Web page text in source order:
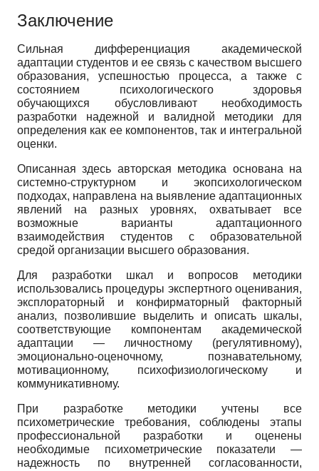
Заключение
Сильная дифференциация академической
адаптации студентов и ее связь с качеством высшего
образования, успешностью процесса, а также с
состоянием психологического здоровья
обучающихся обусловливают необходимость
разработки надежной и валидной методики для
определения как ее компонентов, так и интегральной
оценки.
Описанная здесь авторская методика основана на
системно-структурном и экопсихологическом
подходах, направлена на выявление адаптационных
явлений на разных уровнях, охватывает все
возможные варианты адаптационного
взаимодействия студентов с образовательной
средой организации высшего образования.
Для разработки шкал и вопросов методики
использовались процедуры экспертного оценивания,
эксплораторный и конфирматорный факторный
анализ, позволившие выделить и описать шкалы,
соответствующие компонентам академической
адаптации — личностному (регулятивному),
эмоционально-оценочному, познавательному,
мотивационному, психофизиологическому и
коммуникативному.
При разработке методики учтены все
психометрические требования, соблюдены этапы
профессиональной разработки и оценены
необходимые психометрические показатели —
надежность по внутренней согласованности,